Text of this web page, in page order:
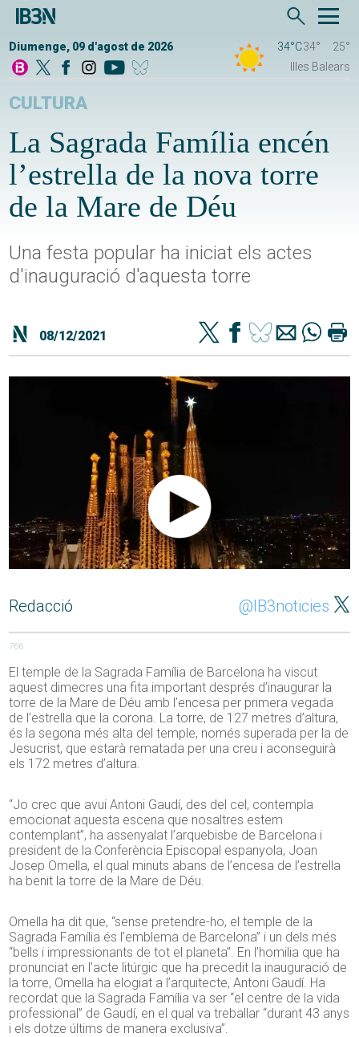
Diumenge, 09 d'agost de 2026 34°C34°
25°
Illes Balears
CULTURA
La Sagrada Família encén
l’estrella de la nova torre
de la Mare de Déu
Una festa popular ha iniciat els actes
d'inauguració d'aquesta torre
08/12/2021
Redacció @IB3noticies
766
El temple de la Sagrada Família de Barcelona ha viscut
aquest dimecres una fita important després d’inaugurar la
torre de la Mare de Déu amb l’encesa per primera vegada
de l’estrella que la corona. La torre, de 127 metres d’altura,
és la segona més alta del temple, només superada per la de
Jesucrist, que estarà rematada per una creu i aconseguirà
els 172 metres d’altura.
“Jo crec que avui Antoni Gaudí, des del cel, contempla
emocionat aquesta escena que nosaltres estem
contemplant”, ha assenyalat l’arquebisbe de Barcelona i
president de la Conferència Episcopal espanyola, Joan
Josep Omella, el qual minuts abans de l’encesa de l’estrella
ha benit la torre de la Mare de Déu.
Omella ha dit que, “sense pretendre-ho, el temple de la
Sagrada Família és l’emblema de Barcelona” i un dels més
“bells i impressionants de tot el planeta”. En l’homilia que ha
pronunciat en l’acte litúrgic que ha precedit la inauguració de
la torre, Omella ha elogiat a l’arquitecte, Antoni Gaudí. Ha
recordat que la Sagrada Família va ser “el centre de la vida
professional” de Gaudí, en el qual va treballar “durant 43 anys
i els dotze últims de manera exclusiva”.